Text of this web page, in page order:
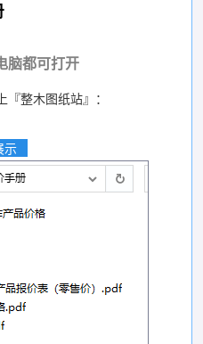
脑都可打开
整木图纸站』：
示